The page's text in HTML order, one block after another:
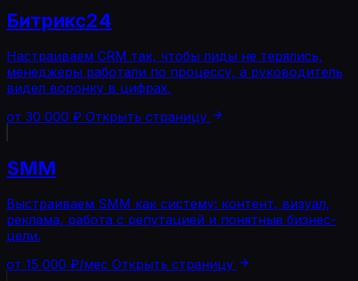
Битрикс24
Настраиваем CRM так, чтобы лиды не терялись,
менеджеры работали по процессу, а руководитель
видел воронку в цифрах.
от 30 000 ₽ Открыть страницу
SMM
Выстраиваем SMM как систему: контент, визуал,
реклама, работа с репутацией и понятные бизнес-
цели.
от 15 000 ₽/мес Открыть страницу